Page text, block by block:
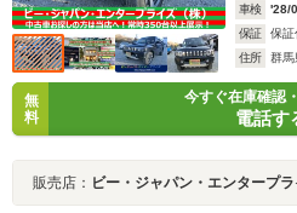
車検
'28/
保証
保証
住所
群馬
無
料
今すぐ在庫確認
電話す
販売店： ビー・ジャパン・エンタープ